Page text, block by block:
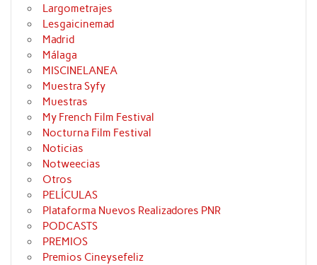
Largometrajes
Lesgaicinemad
Madrid
Málaga
MISCINELANEA
Muestra Syfy
Muestras
My French Film Festival
Nocturna Film Festival
Noticias
Notweecias
Otros
PELÍCULAS
Plataforma Nuevos Realizadores PNR
PODCASTS
PREMIOS
Premios Cineysefeliz